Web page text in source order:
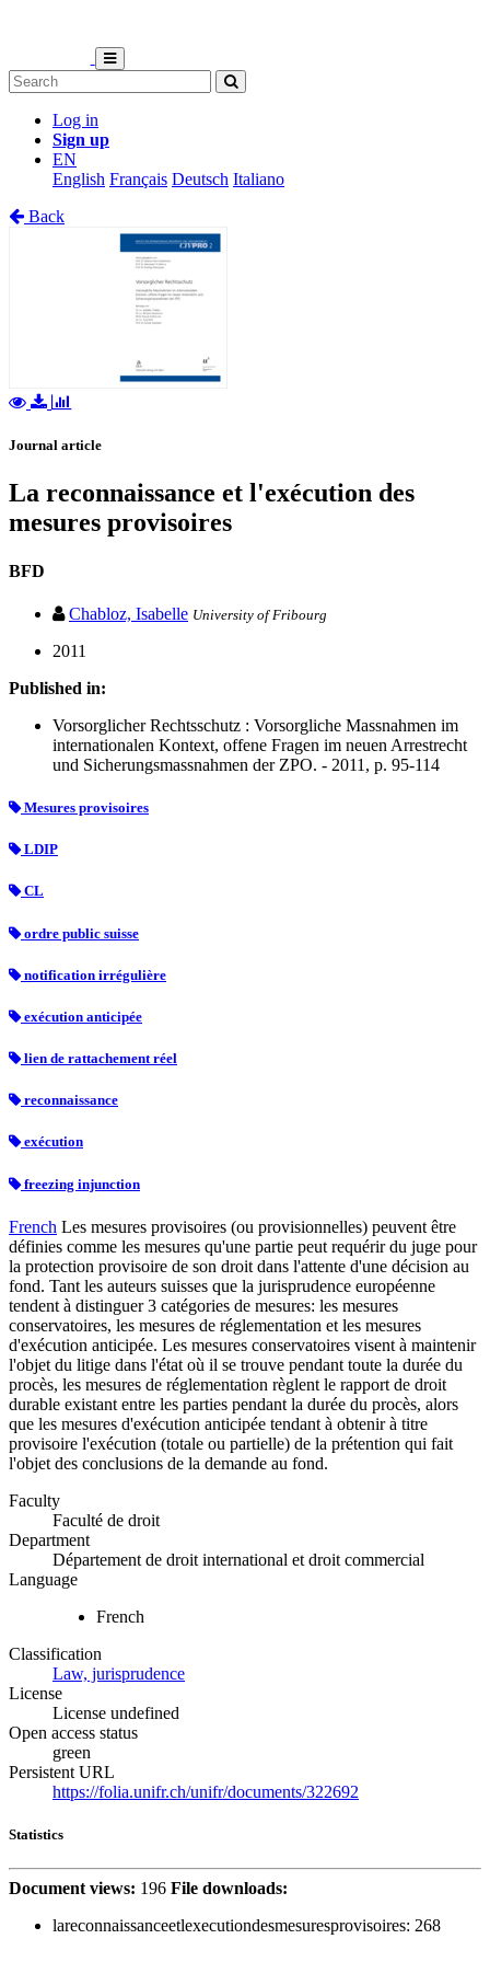
Log in
Sign up
EN
English Français Deutsch Italiano
Back
Journal article
La reconnaissance et l'exécution des
mesures provisoires
BFD
Chabloz, Isabelle University of Fribourg
2011
Published in:
Vorsorglicher Rechtsschutz : Vorsorgliche Massnahmen im
internationalen Kontext, offene Fragen im neuen Arrestrecht
und Sicherungsmassnahmen der ZPO. - 2011, p. 95-114
Mesures provisoires
LDIP
CL
ordre public suisse
notification irrégulière
exécution anticipée
lien de rattachement réel
reconnaissance
exécution
freezing injunction
French Les mesures provisoires (ou provisionnelles) peuvent être
définies comme les mesures qu'une partie peut requérir du juge pour
la protection provisoire de son droit dans l'attente d'une décision au
fond. Tant les auteurs suisses que la jurisprudence européenne
tendent à distinguer 3 catégories de mesures: les mesures
conservatoires, les mesures de réglementation et les mesures
d'exécution anticipée. Les mesures conservatoires visent à maintenir
l'objet du litige dans l'état où il se trouve pendant toute la durée du
procès, les mesures de réglementation règlent le rapport de droit
durable existant entre les parties pendant la durée du procès, alors
que les mesures d'exécution anticipée tendant à obtenir à titre
provisoire l'exécution (totale ou partielle) de la prétention qui fait
l'objet des conclusions de la demande au fond.
Faculty
Faculté de droit
Department
Département de droit international et droit commercial
Language
French
Classification
Law, jurisprudence
License
License undefined
Open access status
green
Persistent URL
https://folia.unifr.ch/unifr/documents/322692
Statistics
Document views: 196 File downloads:
lareconnaissanceetlexecutiondesmesuresprovisoires: 268